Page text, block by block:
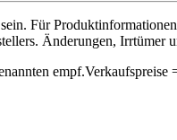
Für
Änderungen, Irrtümer